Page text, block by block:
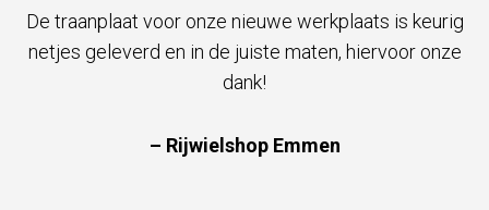
De traanplaat voor onze nieuwe werkplaats is keurig
netjes geleverd en in de juiste maten, hiervoor onze
dank!
– Rijwielshop Emmen